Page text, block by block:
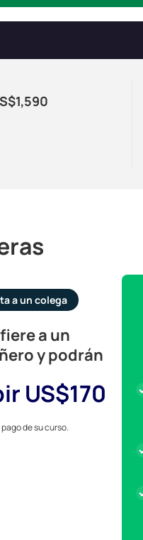
a un colega
a un
y podrán
US$170
de su curso.